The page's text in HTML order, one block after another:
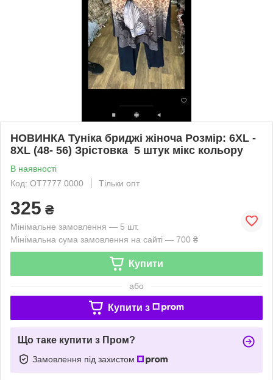
НОВИНКА Туніка бриджі жіноча Розмір: 6XL -
8XL (48- 56) Зрістовка 5 штук мікс кольору
В наявності
Код: OT7777 0000
Тільки опт
325 ₴
Мінімальне замовлення — 5 шт.
Мінімальна сума замовлення на сайті — 700 ₴
Купити
або
Купити з
Що таке купити з Пром?
Замовлення під захистом